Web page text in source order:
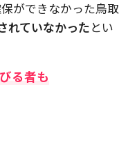
ができなかった鳥取
れていなかったとい
る者も